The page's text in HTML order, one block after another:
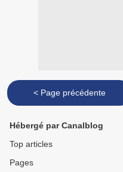
< Page précédente
Hébergé par Canalblog
Top articles
Pages